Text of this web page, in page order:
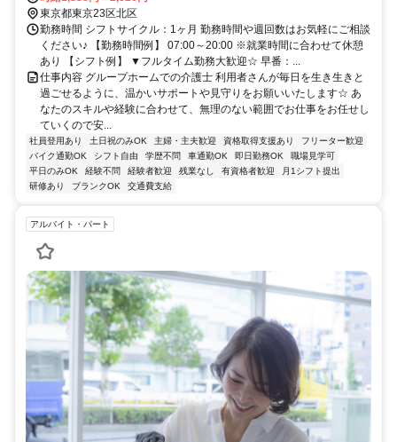
東京都東京23区北区
勤務時間 シフトサイクル：1ヶ月 勤務時間や週回数はお気軽にご相談
ください♪ 【勤務時間例】 07:00～20:00 ※就業時間に合わせて休憩
あり 【シフト例】 ▼フルタイム勤務大歓迎☆ 早番：...
仕事内容 グループホームでの介護士 利用者さんが毎日を生き生きと
過ごせるように、温かいサポートや見守りをお願いいたします☆ あ
なたのスキルや経験に合わせて、無理のない範囲でお仕事をお任せし
ていくので安...
社員登用あり 土日祝のみOK 主婦・主夫歓迎 資格取得支援あり
フリーター歓迎
バイク通勤OK
シフト自由 学歴不問 車通勤OK 即日勤務OK
職場見学可
平日のみOK
経験不問 経験者歓迎 残業なし 有資格者歓迎
月1シフト提出
研修あり
ブランクOK 交通費支給
アルバイト・パート